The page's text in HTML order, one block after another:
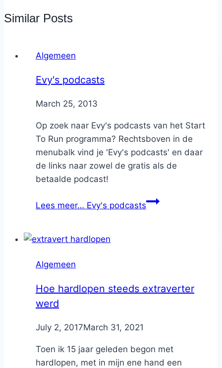
Similar Posts
Algemeen
Evy's podcasts
ByNicole
March 25, 2013
Op zoek naar Evy's podcasts van het Start
To Run programma? Rechtsboven in de
menubalk vind je 'Evy's podcasts' en daar
de links naar zowel de gratis als de
betaalde podcast!
Lees meer… Evy's podcasts
Algemeen
Hoe hardlopen steeds extraverter
werd
ByNicole
July 2, 2017March 31, 2021
Toen ik 15 jaar geleden begon met
hardlopen, met in mijn ene hand een